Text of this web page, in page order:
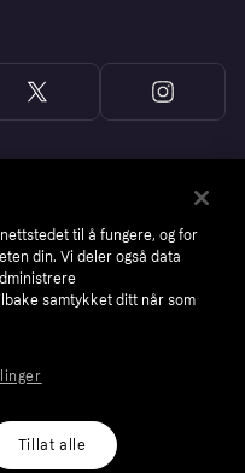
til å fungere, og for
din. Vi deler også data
samtykket ditt når som
Tillat alle